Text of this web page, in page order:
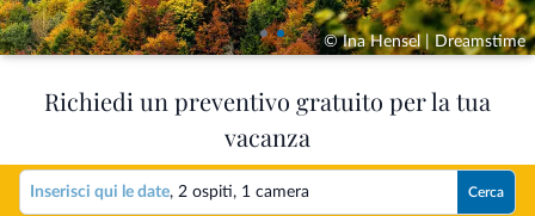
© Ina Hensel | Dreamstime
Richiedi un preventivo gratuito per la tua
vacanza
Inserisci qui le date, 2 ospiti, 1 camera Cerca